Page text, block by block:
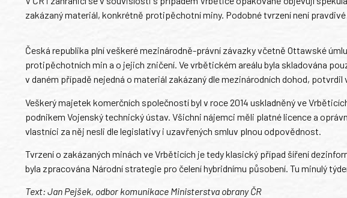
zakázaný materiál, konkrétně protipěchotní miny. Podobné tvrzení není
Česká republika plní veškeré mezinárodně-právní závazky včetně Ottawské
protipěchotních min a o jejich zničení. Ve vrbětickém areálu byla skladována
v daném případě nejedná o materiál zakázaný dle mezinárodních dohod,
Veškerý majetek komerčních společností byl v roce 2014 uskladněný ve
podnikem Vojenský technický ústav. Všichni nájemci měli platné licence a
vlastníci za něj nesli dle legislativy i uzavřených smluv plnou odpovědnost.
Tvrzení o zakázaných minách ve Vrběticích je tedy klasický případ šíření
byla zpracována Národní strategie pro čelení hybridnímu působení. Tu minulý
Text: Jan Pejšek, odbor komunikace Ministerstva obrany ČR